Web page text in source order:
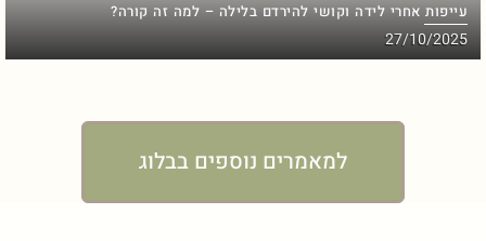
עייפות אחרי לידה וקושי להירדם בלילה – למה זה קורה?
27/10/2025
למאמרים נוספים בבלוג